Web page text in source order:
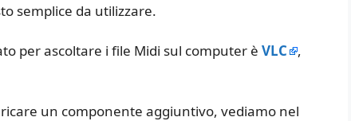
semplice da utilizzare.
per ascoltare i file Midi sul computer è VLC
,
un componente aggiuntivo, vediamo nel